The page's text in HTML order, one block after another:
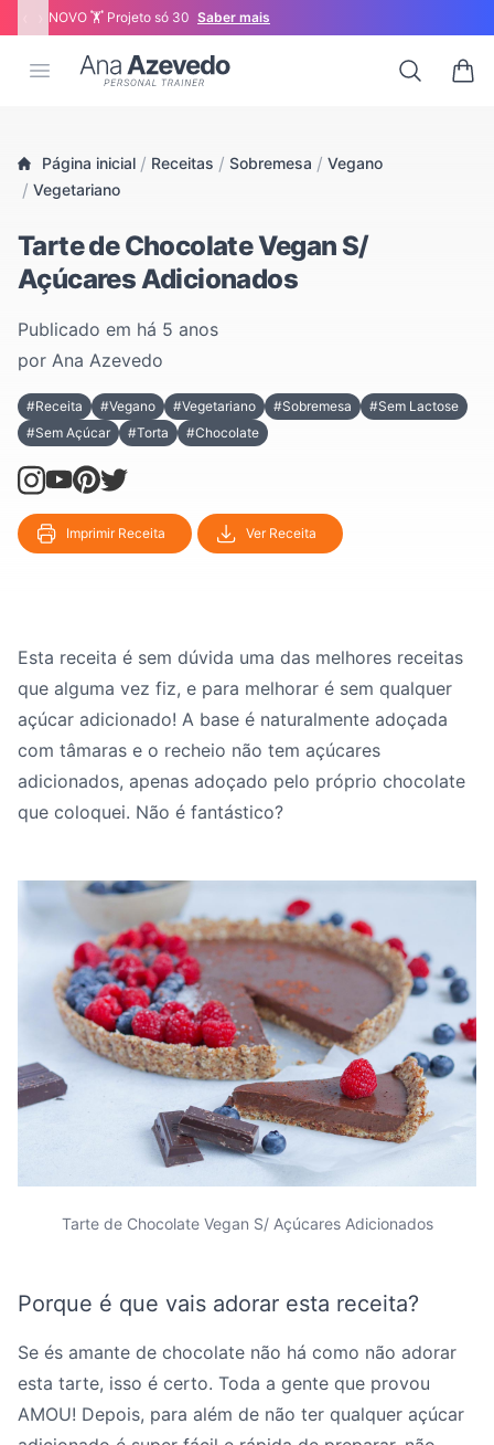
NOVO 🏋 Projeto só 30 Saber mais
Open menu
Ana Azevedo Search
0
Página inicial / Receitas / Sobremesa / Vegano
/ Vegetariano
Tarte de Chocolate Vegan S/
Açúcares Adicionados
Publicado em há 5 anos
por Ana Azevedo
#Receita #Vegano #Vegetariano #Sobremesa
#Sem Lactose
#Sem Açúcar
#Torta #Chocolate
Imprimir Receita Ver Receita
Esta receita é sem dúvida uma das melhores receitas
que alguma vez fiz, e para melhorar é sem qualquer
açúcar adicionado! A base é naturalmente adoçada
com tâmaras e o recheio não tem açúcares
adicionados, apenas adoçado pelo próprio chocolate
que coloquei. Não é fantástico?
Tarte de Chocolate Vegan S/ Açúcares Adicionados
Porque é que vais adorar esta receita?
Se és amante de chocolate não há como não adorar
esta tarte, isso é certo. Toda a gente que provou
AMOU! Depois, para além de não ter qualquer açúcar